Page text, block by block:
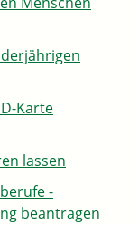
Karte
lassen
-
beantragen